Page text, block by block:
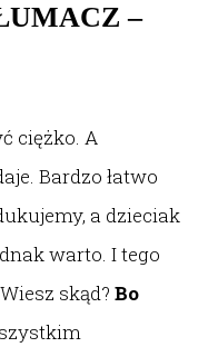
–
ciężko. A
Bardzo łatwo
a dzieciak
warto. I tego
skąd? Bo